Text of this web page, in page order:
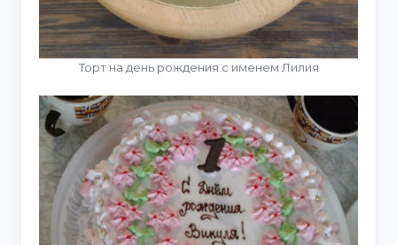
Торт на день рождения с именем Лилия